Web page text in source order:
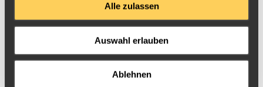
Alle zulassen
Auswahl erlauben
Ablehnen
999,9 Schmelzgold
Ankaufpreis115,65€/g
BruchgoldlegierungBruchgold verkaufen
Bruchgold ab 500g Goldgehalt: